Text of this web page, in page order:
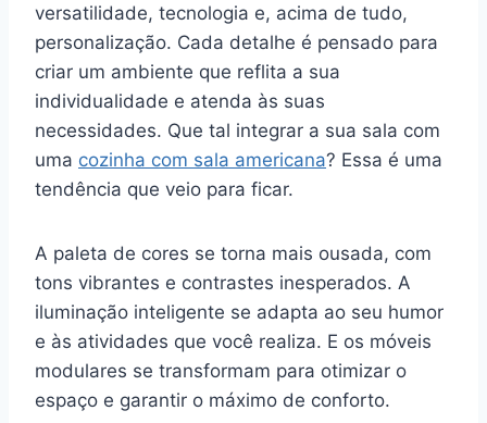
versatilidade, tecnologia e, acima de tudo,
personalização. Cada detalhe é pensado para
criar um ambiente que reflita a sua
individualidade e atenda às suas
necessidades. Que tal integrar a sua sala com
uma cozinha com sala americana? Essa é uma
tendência que veio para ficar.
A paleta de cores se torna mais ousada, com
tons vibrantes e contrastes inesperados. A
iluminação inteligente se adapta ao seu humor
e às atividades que você realiza. E os móveis
modulares se transformam para otimizar o
espaço e garantir o máximo de conforto.